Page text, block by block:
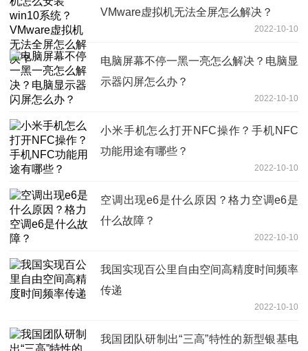
VMware虚拟机无法全屏怎么解决？
2022-10-10
电脑屏幕不停一黑一亮怎么解决？电脑显
示器闪屏怎么办？
2022-10-10
小米手机怎么打开NFC操作？手机NFC
功能用途有哪些？
2022-10-10
空调出现e6是什么原因？格力空调e6是
什么故障？
2022-10-10
我国实现百公里自由空间高精度时间频率
传递
2022-10-10
我国团队研制出“三高”特性的新型银基电